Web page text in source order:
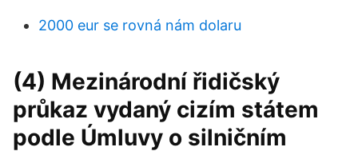
2000 eur se rovná nám dolaru
(4) Mezinárodní řidičský
průkaz vydaný cizím státem
podle Úmluvy o silničním